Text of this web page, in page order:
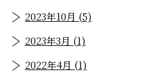
2023年10月 (5)
2023年3月 (1)
2022年4月 (1)